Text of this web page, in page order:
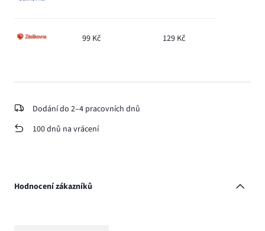
99 Kč 129 Kč
Dodání do 2–4 pracovních dnů
100 dnů na vrácení
Hodnocení zákazníků